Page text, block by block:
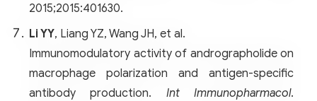
2015;2015:401630.
Li YY, Liang YZ, Wang JH, et al.
Immunomodulatory activity of andrographolide on
macrophage polarization and antigen-specific
antibody production. Int Immunopharmacol.